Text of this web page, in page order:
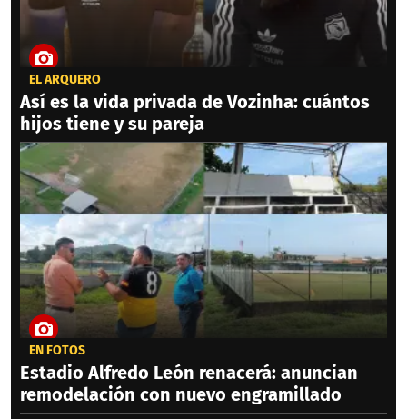
EL ARQUERO
Así es la vida privada de Vozinha: cuántos
hijos tiene y su pareja
EN FOTOS
Estadio Alfredo León renacerá: anuncian
remodelación con nuevo engramillado